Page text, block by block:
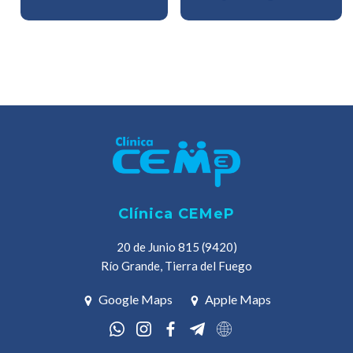
Clínica CEMeP
20 de Junio 815 (9420)
Río Grande, Tierra del Fuego
Google Maps Apple Maps